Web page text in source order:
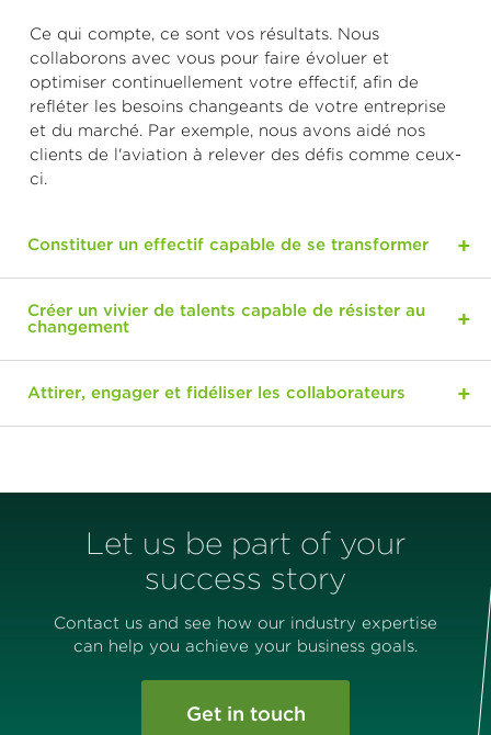
Ce qui compte, ce sont vos résultats. Nous
collaborons avec vous pour faire évoluer et
optimiser continuellement votre effectif, afin de
refléter les besoins changeants de votre entreprise
et du marché. Par exemple, nous avons aidé nos
clients de l'aviation à relever des défis comme ceux-
ci.
Constituer un effectif capable de se transformer
Créer un vivier de talents capable de résister au
changement
Attirer, engager et fidéliser les collaborateurs
Let us be part of your
success story
Contact us and see how our industry expertise
can help you achieve your business goals.
Get in touch